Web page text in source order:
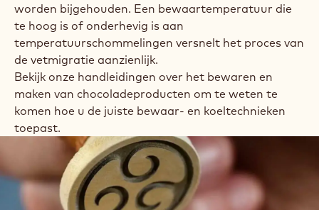
worden bijgehouden. Een bewaartemperatuur die
te hoog is of onderhevig is aan
temperatuurschommelingen versnelt het proces van
de vetmigratie aanzienlijk.
Bekijk onze handleidingen over het bewaren en
maken van chocoladeproducten om te weten te
komen hoe u de juiste bewaar- en koeltechnieken
toepast.